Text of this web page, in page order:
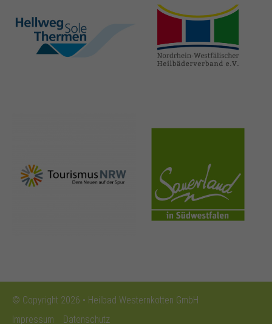
hellweg-sole-
thermen.de
heilbaeder.de
nrw-
tourismus.de
sauerland.co
m
© Copyright 2026 • Heilbad Westernkotten GmbH
Impressum
Datenschutz